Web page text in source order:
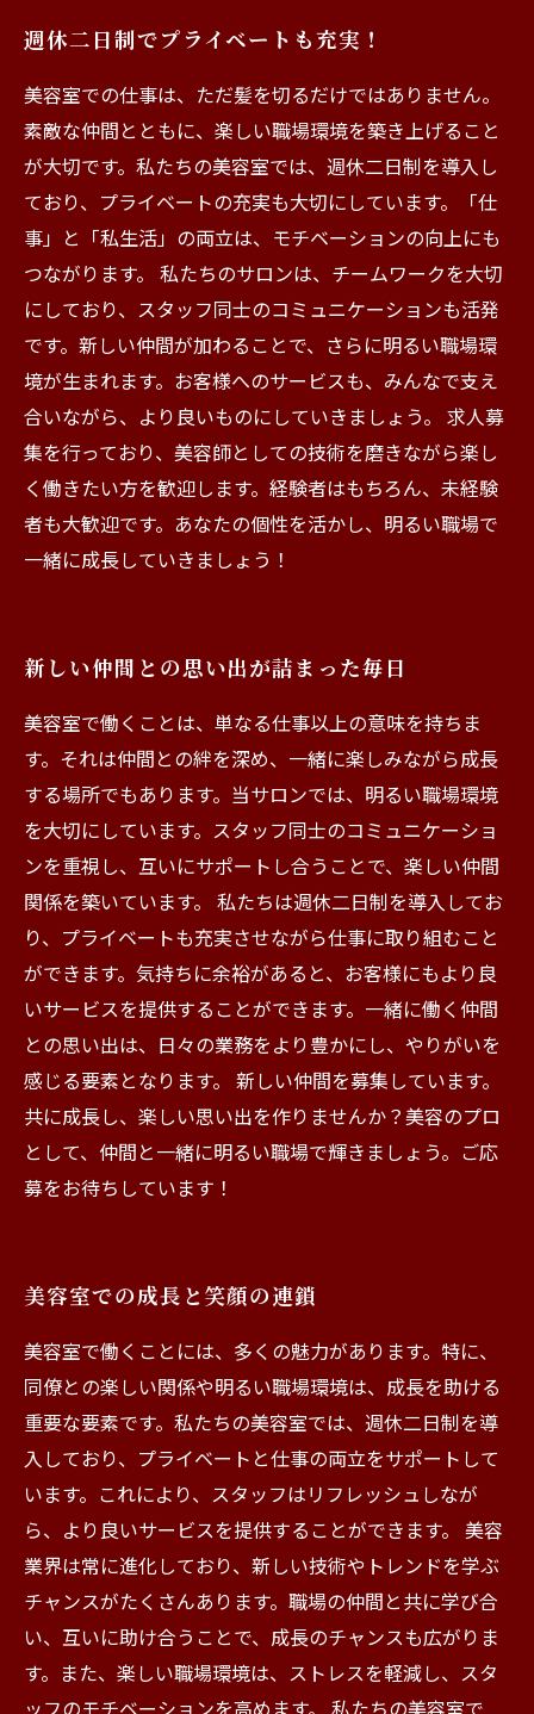
週休二日制でプライベートも充実！
美容室での仕事は、ただ髪を切るだけではありません。
素敵な仲間とともに、楽しい職場環境を築き上げること
が大切です。私たちの美容室では、週休二日制を導入し
ており、プライベートの充実も大切にしています。「仕
事」と「私生活」の両立は、モチベーションの向上にも
つながります。 私たちのサロンは、チームワークを大切
にしており、スタッフ同士のコミュニケーションも活発
です。新しい仲間が加わることで、さらに明るい職場環
境が生まれます。お客様へのサービスも、みんなで支え
合いながら、より良いものにしていきましょう。 求人募
集を行っており、美容師としての技術を磨きながら楽し
く働きたい方を歓迎します。経験者はもちろん、未経験
者も大歓迎です。あなたの個性を活かし、明るい職場で
一緒に成長していきましょう！
新しい仲間との思い出が詰まった毎日
美容室で働くことは、単なる仕事以上の意味を持ちま
す。それは仲間との絆を深め、一緒に楽しみながら成長
する場所でもあります。当サロンでは、明るい職場環境
を大切にしています。スタッフ同士のコミュニケーショ
ンを重視し、互いにサポートし合うことで、楽しい仲間
関係を築いています。 私たちは週休二日制を導入してお
り、プライベートも充実させながら仕事に取り組むこと
ができます。気持ちに余裕があると、お客様にもより良
いサービスを提供することができます。一緒に働く仲間
との思い出は、日々の業務をより豊かにし、やりがいを
感じる要素となります。 新しい仲間を募集しています。
共に成長し、楽しい思い出を作りませんか？美容のプロ
として、仲間と一緒に明るい職場で輝きましょう。ご応
募をお待ちしています！
美容室での成長と笑顔の連鎖
美容室で働くことには、多くの魅力があります。特に、
同僚との楽しい関係や明るい職場環境は、成長を助ける
重要な要素です。私たちの美容室では、週休二日制を導
入しており、プライベートと仕事の両立をサポートして
います。これにより、スタッフはリフレッシュしなが
ら、より良いサービスを提供することができます。 美容
業界は常に進化しており、新しい技術やトレンドを学ぶ
チャンスがたくさんあります。職場の仲間と共に学び合
い、互いに助け合うことで、成長のチャンスも広がりま
す。また、楽しい職場環境は、ストレスを軽減し、スタ
ッフのモチベーションを高めます。 私たちの美容室で